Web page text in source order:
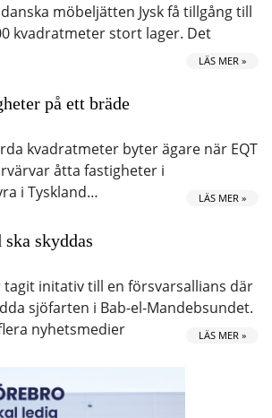
möbeljätten Jysk få tillgång till
kvadratmeter stort lager. Det
LÄS MER »
på ett bräde
kvadratmeter byter ägare när EQT
åtta fastigheter i
i Tyskland…
LÄS MER »
skyddas
tagit initativ till en försvarsallians där
sjöfarten i Bab-el-Mandebsundet.
nyhetsmedier
LÄS MER »